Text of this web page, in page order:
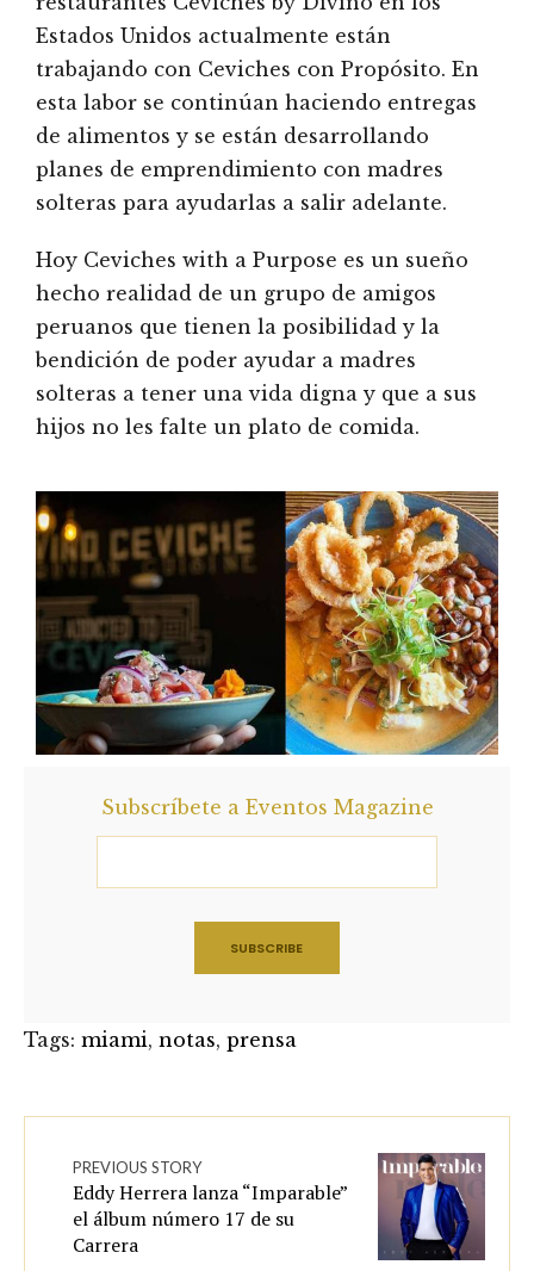
Estados Unidos actualmente están
trabajando con Ceviches con Propósito. En
esta labor se continúan haciendo entregas
de alimentos y se están desarrollando
planes de emprendimiento con madres
solteras para ayudarlas a salir adelante.
Hoy Ceviches with a Purpose es un sueño
hecho realidad de un grupo de amigos
peruanos que tienen la posibilidad y la
bendición de poder ayudar a madres
solteras a tener una vida digna y que a sus
hijos no les falte un plato de comida.
Subscríbete a Eventos Magazine
Tags: miami, notas, prensa
PREVIOUS STORY
Eddy Herrera lanza “Imparable”
el álbum número 17 de su
Carrera